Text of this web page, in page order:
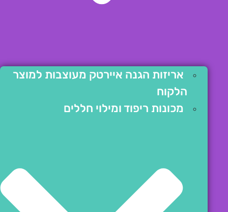
אריזות הגנה איירטק מעוצבות למוצר
הלקוח
מכונות ריפוד ומילוי חללים